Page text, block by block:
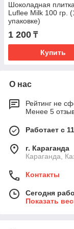
Шоколадная
Luflee Milk 100 гр.
упаковке)
1 200 ₸
Купить
О нас
Рейтинг не
Менее 5
Работает с
г. Караганда
Караганда,
Контакты
Сегодня
Показать